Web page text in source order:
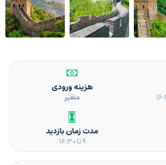
هزینه ورودی
متغیر
مدت زمان بازدید
۹ تا ۱۶:۳۰